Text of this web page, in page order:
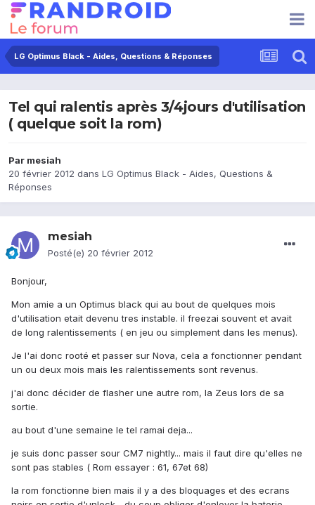
LG Optimus Black - Aides, Questions & Réponses
Tel qui ralentis après 3/4jours d'utilisation
( quelque soit la rom)
Par mesiah
20 février 2012 dans LG Optimus Black - Aides, Questions &
Réponses
mesiah
Posté(e) 20 février 2012
Bonjour,
Mon amie a un Optimus black qui au bout de quelques mois
d'utilisation etait devenu tres instable. il freezai souvent et avait
de long ralentissements ( en jeu ou simplement dans les menus).
Je l'ai donc rooté et passer sur Nova, cela a fonctionner pendant
un ou deux mois mais les ralentissements sont revenus.
j'ai donc décider de flasher une autre rom, la Zeus lors de sa
sortie.
au bout d'une semaine le tel ramai deja...
je suis donc passer sour CM7 nightly... mais il faut dire qu'elles ne
sont pas stables ( Rom essayer : 61, 67et 68)
la rom fonctionne bien mais il y a des bloquages et des ecrans